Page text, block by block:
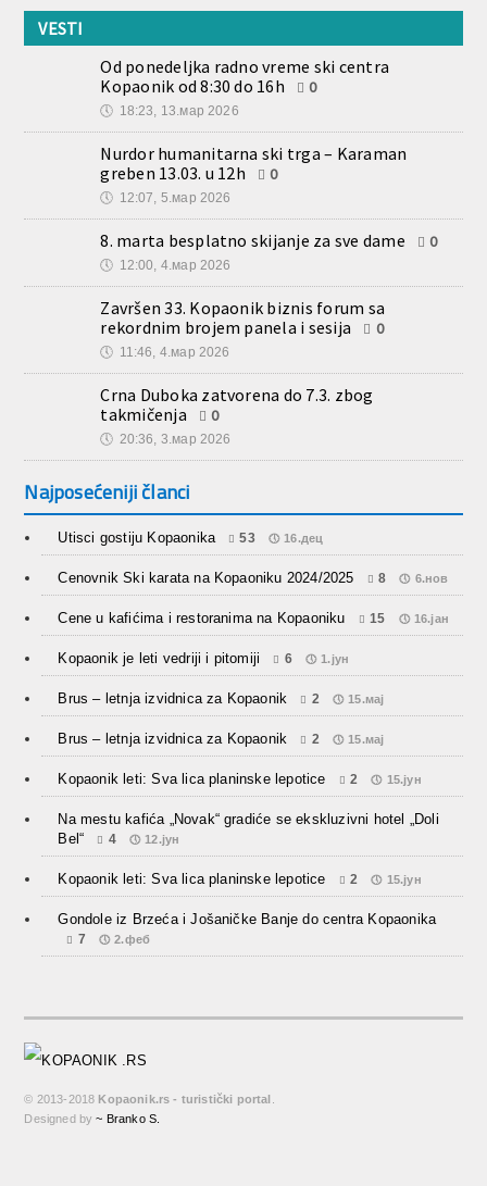
VESTI
Od ponedeljka radno vreme ski centra
Kopaonik od 8:30 do 16h
0
🕔 18:23, 13.мар 2026
Nurdor humanitarna ski trga – Karaman
greben 13.03. u 12h
0
🕔 12:07, 5.мар 2026
8. marta besplatno skijanje za sve dame 0
🕔 12:00, 4.мар 2026
Završen 33. Kopaonik biznis forum sa
rekordnim brojem panela i sesija
0
🕔 11:46, 4.мар 2026
Crna Duboka zatvorena do 7.3. zbog
takmičenja
0
🕔 20:36, 3.мар 2026
Najposećeniji članci
Utisci gostiju Kopaonika 53 16.дец
Cenovnik Ski karata na Kopaoniku 2024/2025 8 6.нов
Cene u kafićima i restoranima na Kopaoniku 15 16.јан
Kopaonik je leti vedriji i pitomiji 6 1.јун
Brus – letnja izvidnica za Kopaonik 2 15.мај
Brus – letnja izvidnica za Kopaonik 2 15.мај
Kopaonik leti: Sva lica planinske lepotice 2 15.јун
Na mestu kafića „Novak“ gradiće se ekskluzivni hotel „Doli
Bel“
4 12.јун
Kopaonik leti: Sva lica planinske lepotice 2 15.јун
Gondole iz Brzeća i Jošaničke Banje do centra Kopaonika
7 2.феб
© 2013-2018 Kopaonik.rs - turistički portal
Designed by~ Branko S.